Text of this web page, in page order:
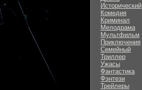
Исторический
Комедия
Криминал
Мелодрама
Мультфильм
Приключения
Семейный
Триллер
Ужасы
Фантастика
Фэнтези
Трейлеры